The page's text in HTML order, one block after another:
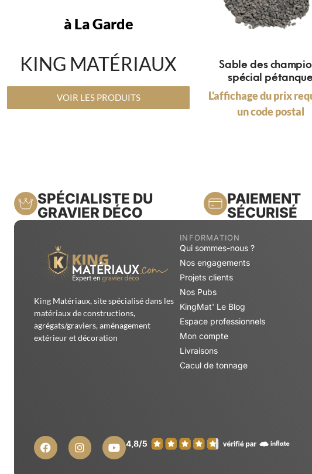
à La Garde
KING MATÉRIAUX
VOIR LES PRODUITS
Sable des
spécial pétanque
L'affichage du prix
un code postal
SPÉCIALISTE DU
GRAVIER DÉCO
PAIEMENT
SÉCURISÉ
King Matériaux, site spécialisé dans les
matériaux de constructions,
agrégats/graviers, aménagement
extérieur et décoration
INFORMATION
Qui sommes-nous ?
Nos engagements
Projets clients
Nos Pubs
KingMat' Le Blog
Espace professionnels
Mon compte
Livraisons
Cacul de tonnage